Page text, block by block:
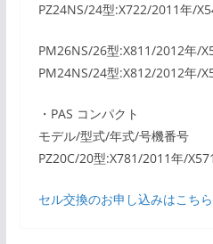
PZ24NS/24型:X722/2011年/
PM26NS/26型:X811/2012年/
PM24NS/24型:X812/2012年/
・PAS コンパクト
モデル/型式/年式/号機番号
PZ20C/20型:X781/2011年/
セル交換のお申し込みはこちら